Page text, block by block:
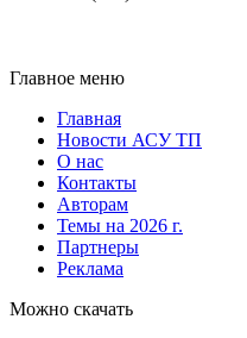
Главное меню
Главная
Новости АСУ ТП
О нас
Контакты
Авторам
Темы на 2026 г.
Партнеры
Реклама
Можно скачать